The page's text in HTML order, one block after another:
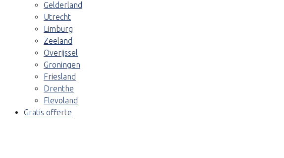
Gelderland
Utrecht
Limburg
Zeeland
Overijssel
Groningen
Friesland
Drenthe
Flevoland
Gratis offerte